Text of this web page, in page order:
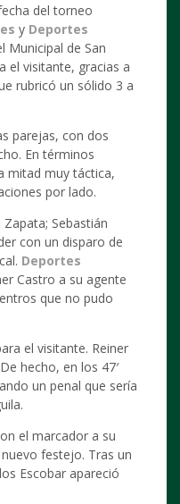
del torneo
y Deportes
Municipal de San
el visitante, gracias a
rubricó un sólido 3 a
parejas, con dos
En términos
mitad muy táctica,
por lado.
Sebastián
con un disparo de
Deportes
Castro a su agente
que no pudo
el visitante. Reiner
hecho, en los 47′
un penal que sería
el marcador a su
festejo. Tras un
Escobar apareció